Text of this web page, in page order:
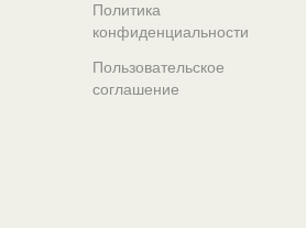
Политика
конфиденциальности
Пользовательское
соглашение